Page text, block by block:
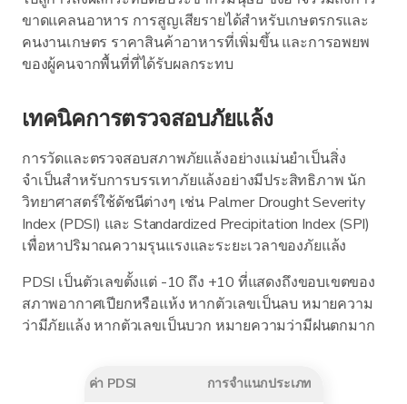
ขาดแคลนอาหาร การสูญเสียรายได้สำหรับเกษตรกรและ
คนงานเกษตร ราคาสินค้าอาหารที่เพิ่มขึ้น และการอพยพ
ของผู้คนจากพื้นที่ที่ได้รับผลกระทบ
เทคนิคการตรวจสอบภัยแล้ง
การวัดและตรวจสอบสภาพภัยแล้งอย่างแม่นยำเป็นสิ่ง
จำเป็นสำหรับการบรรเทาภัยแล้งอย่างมีประสิทธิภาพ นัก
วิทยาศาสตร์ใช้ดัชนีต่างๆ เช่น Palmer Drought Severity
Index (PDSI) และ Standardized Precipitation Index (SPI)
เพื่อหาปริมาณความรุนแรงและระยะเวลาของภัยแล้ง
PDSI เป็นตัวเลขตั้งแต่ -10 ถึง +10 ที่แสดงถึงขอบเขตของ
สภาพอากาศเปียกหรือแห้ง หากตัวเลขเป็นลบ หมายความ
ว่ามีภัยแล้ง หากตัวเลขเป็นบวก หมายความว่ามีฝนตกมาก
ค่า PDSI การจำแนกประเภท